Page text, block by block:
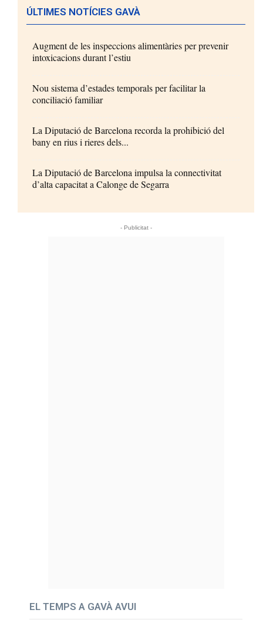
ÚLTIMES NOTÍCIES GAVÀ
Augment de les inspeccions alimentàries per prevenir
intoxicacions durant l’estiu
Nou sistema d’estades temporals per facilitar la
conciliació familiar
La Diputació de Barcelona recorda la prohibició del
bany en rius i rieres dels...
La Diputació de Barcelona impulsa la connectivitat
d’alta capacitat a Calonge de Segarra
- Publicitat -
EL TEMPS A GAVÀ AVUI